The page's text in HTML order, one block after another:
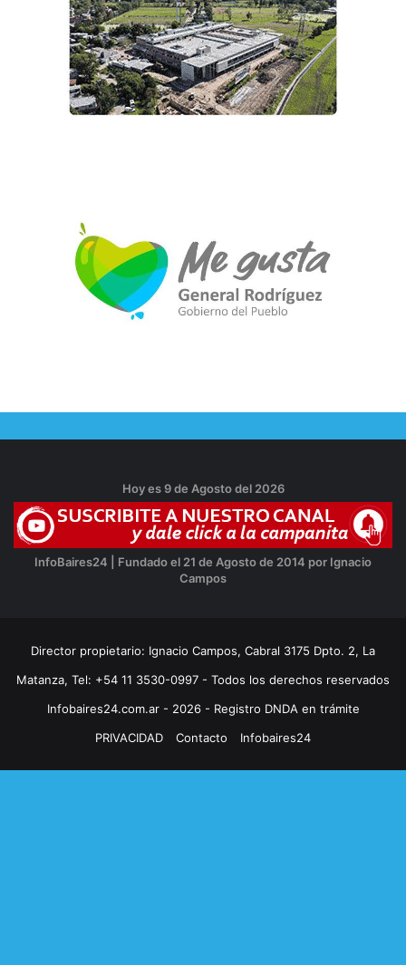
Hoy es 9 de Agosto del 2026
InfoBaires24 | Fundado el 21 de Agosto de 2014 por Ignacio
Campos
Director propietario: Ignacio Campos, Cabral 3175 Dpto. 2, La
Matanza, Tel: +54 11 3530-0997 - Todos los derechos reservados
Infobaires24.com.ar - 2026 - Registro DNDA en trámite
PRIVACIDAD
Contacto Infobaires24